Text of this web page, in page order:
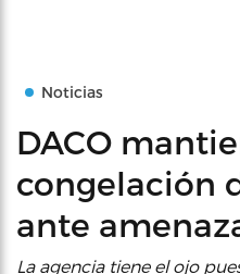
Noticias
DACO
congelación
ante
La agencia tiene el ojo